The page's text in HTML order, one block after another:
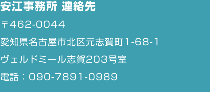
安江事務所 連絡先
〒462-0044
愛知県名古屋市北区元志賀町1-68-1
ヴェルドミール志賀203号室
電話：090-7891-0989